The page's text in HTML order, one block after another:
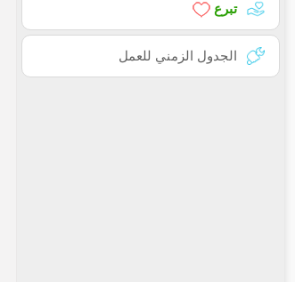
تبرع
الجدول الزمني للعمل